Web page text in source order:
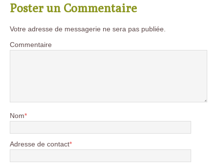
Poster un Commentaire
Votre adresse de messagerie ne sera pas publiée.
Commentaire
Nom*
Adresse de contact*